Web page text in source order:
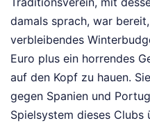
damals sprach, war
verbleibendes
Euro plus ein horrendes
auf den Kopf zu hauen.
gegen Spanien und
Spielsystem dieses